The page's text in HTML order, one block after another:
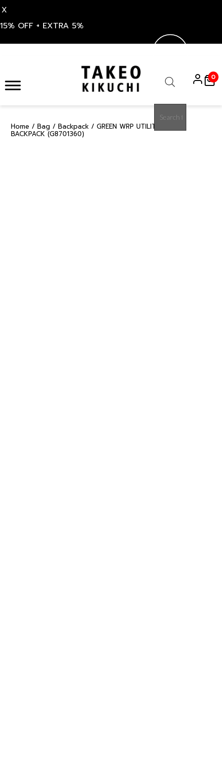
X
15% OFF + EXTRA 5%
content
search
0
Home / Bag / Backpack / GREEN WRP UTILITY DAILY
BACKPACK (G8701360)